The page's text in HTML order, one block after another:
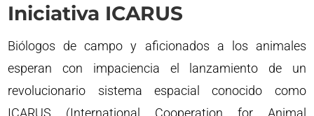
Iniciativa ICARUS
Biólogos de campo y aficionados a los animales
esperan con impaciencia el lanzamiento de un
revolucionario sistema espacial conocido como
ICARUS (International Cooperation for Animal